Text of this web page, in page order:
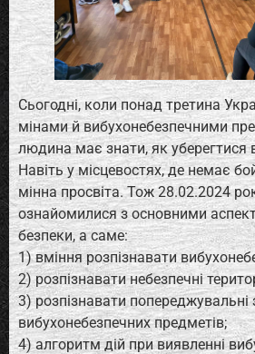
Сьогодні, коли понад третина
мінами й вибухонебезпечними
людина має знати, як уберегтися
Навіть у місцевостях, де немає
мінна просвіта. Тож 28.02.2024
ознайомилися з основними
безпеки, а саме:
1) вміння розпізнавати
2) розпізнавати небезпечні
3) розпізнавати попереджувальні
вибухонебезпечних предметів;
4) алгоритм дій при виявленні